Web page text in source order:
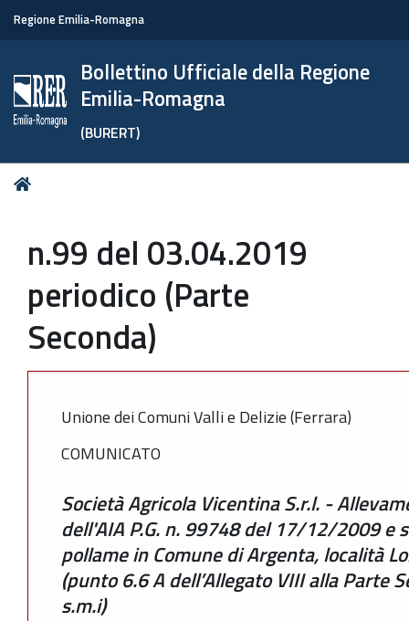
Regione Emilia-Romagna
Bollettino Ufficiale della Regione
Emilia-Romagna
(BURERT)
Tu
n.99 del 03.04.2019
periodico (Parte
Seconda)
Unione dei Comuni Valli e Delizie (Ferrara)
COMUNICATO
Società Agricola Vicentina S.r.l. -
dell'AIA P.G. n. 99748 del 17/12/2009 e
pollame in Comune di Argenta, località
(punto 6.6 A dell’Allegato VIII alla Parte
s.m.i)